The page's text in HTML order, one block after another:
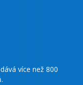
více než 800